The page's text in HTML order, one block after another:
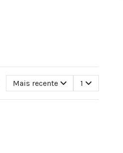
Mais recente 1